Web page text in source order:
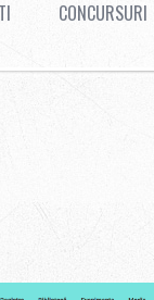
CONCURSURI